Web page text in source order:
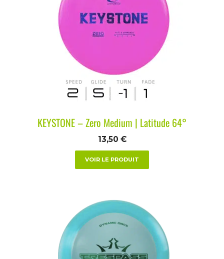
KEYSTONE – Zero Medium | Latitude 64°
13,50 €
VOIR LE PRODUIT